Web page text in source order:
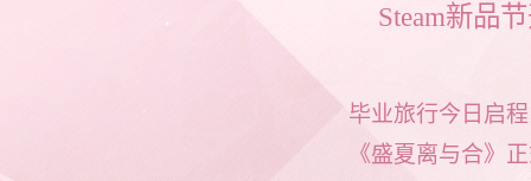
Steam新品
毕业旅行今日启
《盛夏离与合》